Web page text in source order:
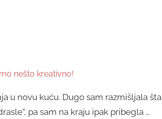
nešto kreativno!
u novu kuću. Dugo sam razmišljala šta
pa sam na kraju ipak pribegla …